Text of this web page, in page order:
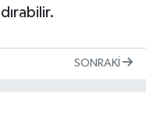
SONRAKI